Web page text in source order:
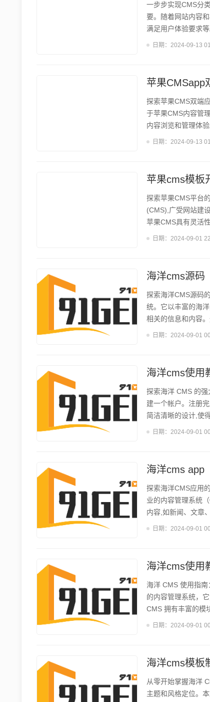
一步步实现CMS分
要。随着网站内容
满足用户体验要求
类ID改动的前期准
操作 分...
日期： 2024-09-13
苹果CMSapp
探索苹果CMS双端
于苹果CMS内容管
内容浏览和管理体
备上均可流畅运行,
制个性化...
日期： 2024-09-13
苹果cms模板
探索苹果CMS平台
(CMS),广受网站建
苹果CMS具有灵活
性 在网站建设过程
骤,包括需求分析、
日期： 2024-09-01
海洋cms源码
探索海洋CMS源码
统。它以丰富的海
相关的信息和内容
决方案,满足不同需
以方便地添加、编
日期： 2024-09-01
海洋cms使用
探索海洋 CMS 的
建一个帐户。注册
简洁清晰的设计,使
各种文本格式、图
式、SEO 等...
日期： 2024-09-01
海洋cms app
探索海洋CMS应用
业的内容管理系统
内容,如新闻、文章
特性,能够更好地满
强大的数据分析工
日期： 2024-09-01
海洋cms使用
海洋 CMS 使用指
的内容管理系统，
CMS 拥有丰富的模
CMS 都能够一站
也可以手动部署,这
日期： 2024-09-01
海洋cms模板
从零开始掌握海洋
主题和风格定位。